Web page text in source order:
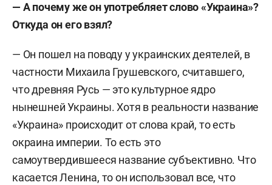
— А почему же он употребляет слово «Украина»?
Откуда он его взял?
— Он пошел на поводу у украинских деятелей, в
частности Михаила Грушевского, считавшего,
что древняя Русь — это культурное ядро
нынешней Украины. Хотя в реальности название
«Украина» происходит от слова край, то есть
окраина империи. То есть это
самоутвердившееся название субъективно. Что
касается Ленина, то он использовал все, что